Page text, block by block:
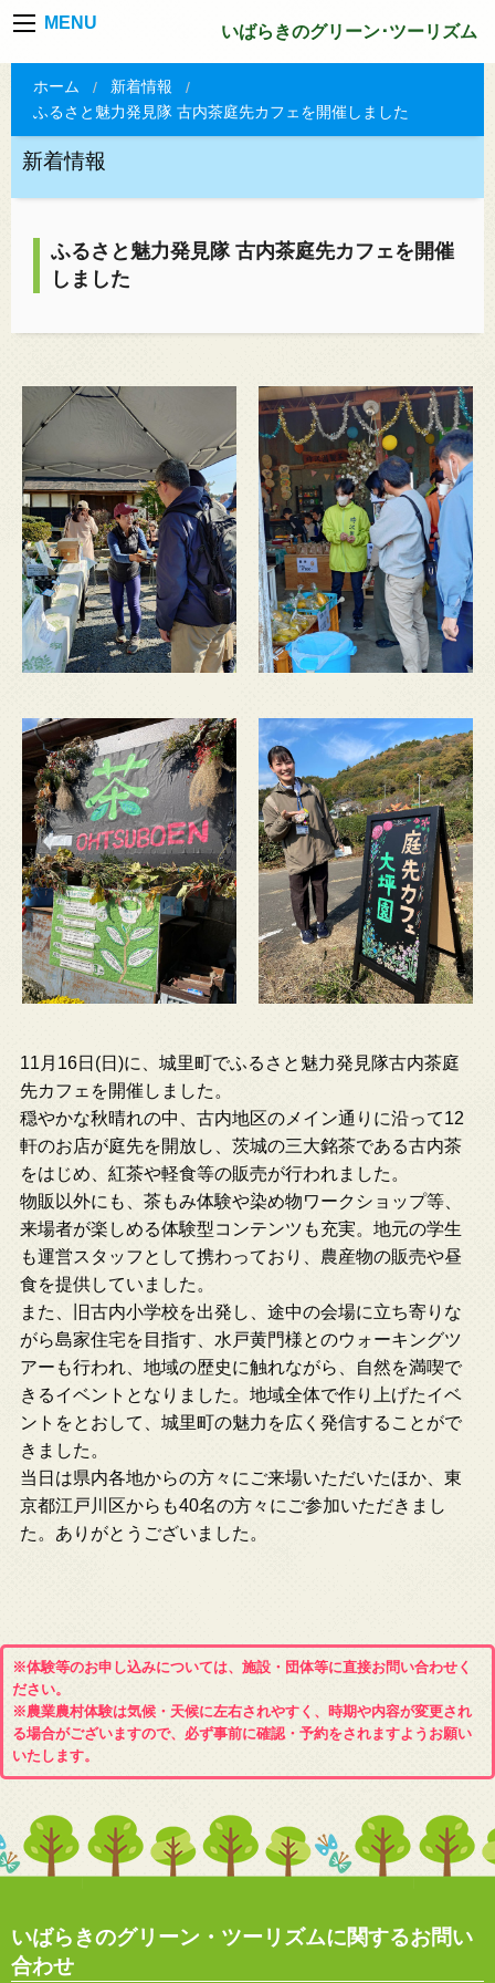
MENU いばらきのグリーン･ツーリズム
ホーム
新着情報
ふるさと魅力発見隊 古内茶庭先カフェを開催しました
新着情報
ふるさと魅力発見隊 古内茶庭先カフェを開催
しました
11月16日(日)に、城里町でふるさと魅力発見隊古内茶庭
先カフェを開催しました。
穏やかな秋晴れの中、古内地区のメイン通りに沿って12
軒のお店が庭先を開放し、茨城の三大銘茶である古内茶
をはじめ、紅茶や軽食等の販売が行われました。
物販以外にも、茶もみ体験や染め物ワークショップ等、
来場者が楽しめる体験型コンテンツも充実。地元の学生
も運営スタッフとして携わっており、農産物の販売や昼
食を提供していました。
また、旧古内小学校を出発し、途中の会場に立ち寄りな
がら島家住宅を目指す、水戸黄門様とのウォーキングツ
アーも行われ、地域の歴史に触れながら、自然を満喫で
きるイベントとなりました。地域全体で作り上げたイベ
ントをとおして、城里町の魅力を広く発信することがで
きました。
当日は県内各地からの方々にご来場いただいたほか、東
京都江戸川区からも40名の方々にご参加いただきまし
た。ありがとうございました。
※体験等のお申し込みについては、施設・団体等に直接お問い合わせく
ださい。
※農業農村体験は気候・天候に左右されやすく、時期や内容が変更され
る場合がございますので、必ず事前に確認・予約をされますようお願い
いたします。
いばらきのグリーン・ツーリズムに関するお問い
合わせ